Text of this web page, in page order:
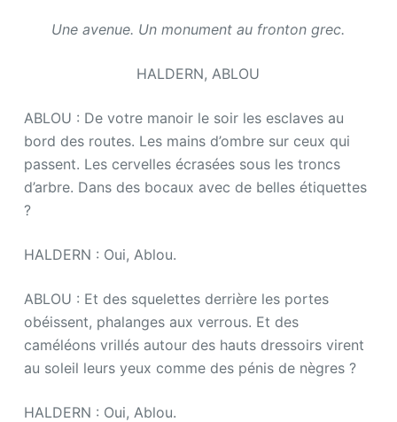
Une avenue. Un monument au fronton grec.
HALDERN, ABLOU
ABLOU : De votre manoir le soir les esclaves au
bord des routes. Les mains d’ombre sur ceux qui
passent. Les cervelles écrasées sous les troncs
d’arbre. Dans des bocaux avec de belles étiquettes
?
HALDERN : Oui, Ablou.
ABLOU : Et des squelettes derrière les portes
obéissent, phalanges aux verrous. Et des
caméléons vrillés autour des hauts dressoirs virent
au soleil leurs yeux comme des pénis de nègres ?
HALDERN : Oui, Ablou.